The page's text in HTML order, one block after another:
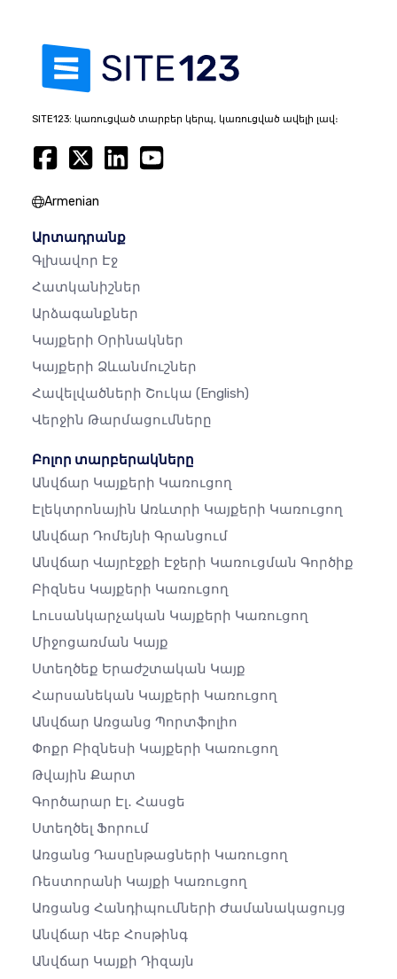
SITE123: կառուցված տարբեր կերպ, կառուցված ավելի լավ։
Armenian
Արտադրանք
Գլխավոր Էջ
Հատկանիշներ
Արձագանքներ
Կայքերի Օրինակներ
Կայքերի Ձևանմուշներ
Հավելվածների Շուկա (English)
Վերջին Թարմացումները
Բոլոր տարբերակները
Անվճար Կայքերի Կառուցող
Էլեկտրոնային Առևտրի Կայքերի Կառուցող
Անվճար Դոմեյնի Գրանցում
Անվճար Վայրէջքի Էջերի Կառուցման Գործիք
Բիզնես Կայքերի Կառուցող
Լուսանկարչական Կայքերի Կառուցող
Միջոցառման Կայք
Ստեղծեք Երաժշտական ​​կայք
Հարսանեկան Կայքերի Կառուցող
Անվճար Առցանց Պորտֆոլիո
Փոքր Բիզնեսի Կայքերի Կառուցող
Թվային Քարտ
Գործարար Էլ․ Հասցե
Ստեղծել Ֆորում
Առցանց Դասընթացների Կառուցող
Ռեստորանի Կայքի Կառուցող
Առցանց Հանդիպումների Ժամանակացույց
Անվճար Վեբ Հոսթինգ
Անվճար Կայքի Դիզայն